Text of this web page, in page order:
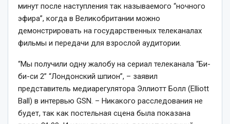
минут после наступления так называемого “ночного
эфира”, когда в Великобритании можно
демонстрировать на государственных телеканалах
фильмы и передачи для взрослой аудитории.
“Мы получили одну жалобу на сериал телеканала “Би-
би-си 2” “Лондонский шпион”, – заявил
представитель медиарегулятора Эллиотт Болл (Elliott
Ball) в интервью GSN. – Никакого расследования не
будет, так как постельная сцена была показана